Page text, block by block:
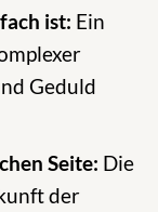
ist: Ein
Geduld
Seite: Die
der